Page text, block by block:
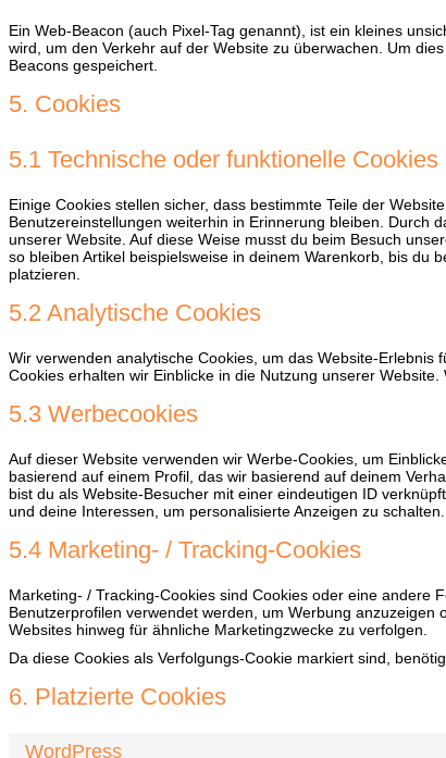
Ein Web-Beacon (auch Pixel-Tag genannt), ist ein kleines
wird, um den Verkehr auf der Website zu überwachen. Um
Beacons gespeichert.
5. Cookies
5.1 Technische oder funktionelle Cookies
Einige Cookies stellen sicher, dass bestimmte Teile der
Benutzereinstellungen weiterhin in Erinnerung bleiben. Durch
unserer Website. Auf diese Weise musst du beim Besuch
so bleiben Artikel beispielsweise in deinem Warenkorb, bis du
platzieren.
5.2 Analytische Cookies
Wir verwenden analytische Cookies, um das Website-
Cookies erhalten wir Einblicke in die Nutzung unserer
5.3 Werbecookies
Auf dieser Website verwenden wir Werbe-Cookies, um
basierend auf einem Profil, das wir basierend auf deinem
bist du als Website-Besucher mit einer eindeutigen ID
und deine Interessen, um personalisierte Anzeigen zu schalten.
5.4 Marketing- / Tracking-Cookies
Marketing- / Tracking-Cookies sind Cookies oder eine andere
Benutzerprofilen verwendet werden, um Werbung
Websites hinweg für ähnliche Marketingzwecke zu verfolgen.
Da diese Cookies als Verfolgungs-Cookie markiert sind,
6. Platzierte Cookies
WordPress